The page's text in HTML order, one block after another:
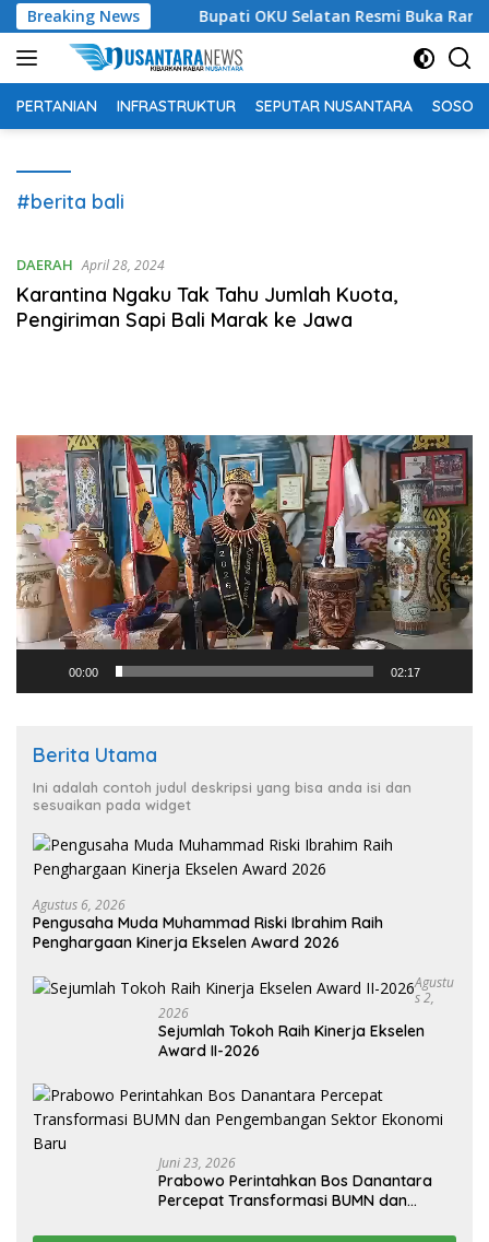
Langsung
ke
konten
Breaking News
Siapa? Bupati OKU Selatan Resmi Buka
PERTANIAN INFRASTRUKTUR SEPUTAR NUSANTARA SOSOK
#berita bali
DAERAH April 28, 2024
Karantina Ngaku Tak Tahu Jumlah Kuota,
Pengiriman Sapi Bali Marak ke Jawa
Pemutar
Video
00:00 02:17
Berita Utama
Ini adalah contoh judul deskripsi yang bisa anda isi dan
sesuaikan pada widget
Agustus 6, 2026
Pengusaha Muda Muhammad Riski Ibrahim Raih
Penghargaan Kinerja Ekselen Award 2026
Agustu
S 2,
2026
Sejumlah Tokoh Raih Kinerja Ekselen
Award II-2026
Juni 23, 2026
Prabowo Perintahkan Bos Danantara
Percepat Transformasi BUMN dan